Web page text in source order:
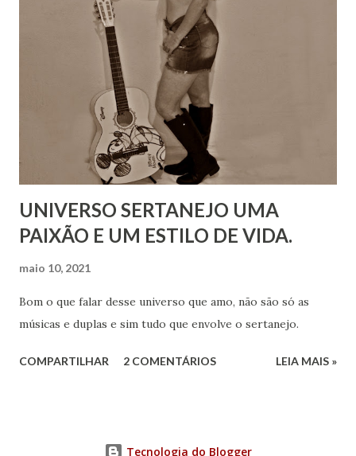
UNIVERSO SERTANEJO UMA
PAIXÃO E UM ESTILO DE VIDA.
maio 10, 2021
Bom o que falar desse universo que amo, não são só as
músicas e duplas e sim tudo que envolve o sertanejo.
COMPARTILHAR 2 COMENTÁRIOS LEIA MAIS »
Tecnologia do Blogger